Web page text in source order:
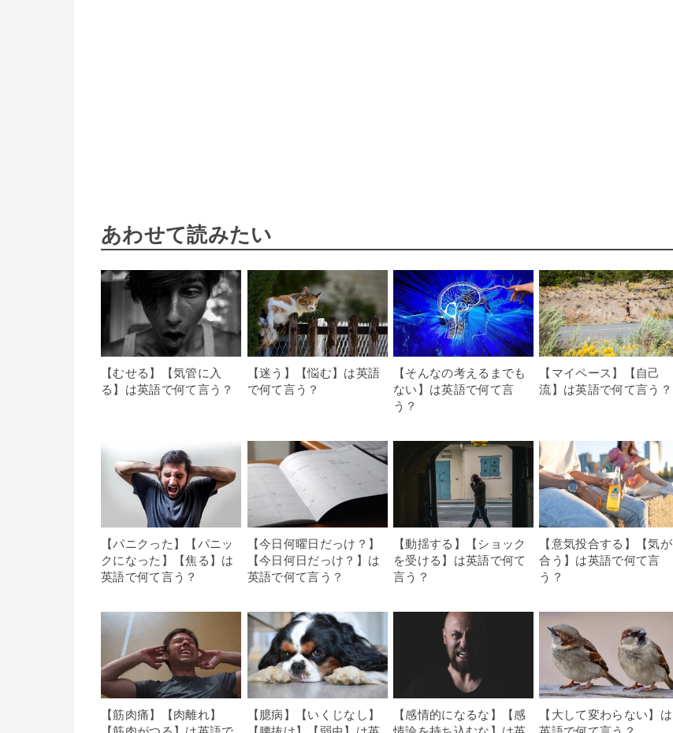
あわせて読みたい
【むせる】【気管に入
る】は英語で何て言う？
【迷う】【悩む】は英語
で何て言う？
【そんなの考えるまでも
ない】は英語で何て言
う？
【マイペース】【自己
流】は英語で何て言う？
【パニクった】【パニッ
クになった】【焦る】は
英語で何て言う？
【今日何曜日だっけ？】
【今日何日だっけ？】は
英語で何て言う？
【動揺する】【ショック
を受ける】は英語で何て
言う？
【意気投合する】【気が
合う】は英語で何て言
う？
【筋肉痛】【肉離れ】
【臆病】【いくじなし】
【感情的になるな】【感
【大して変わらない】は